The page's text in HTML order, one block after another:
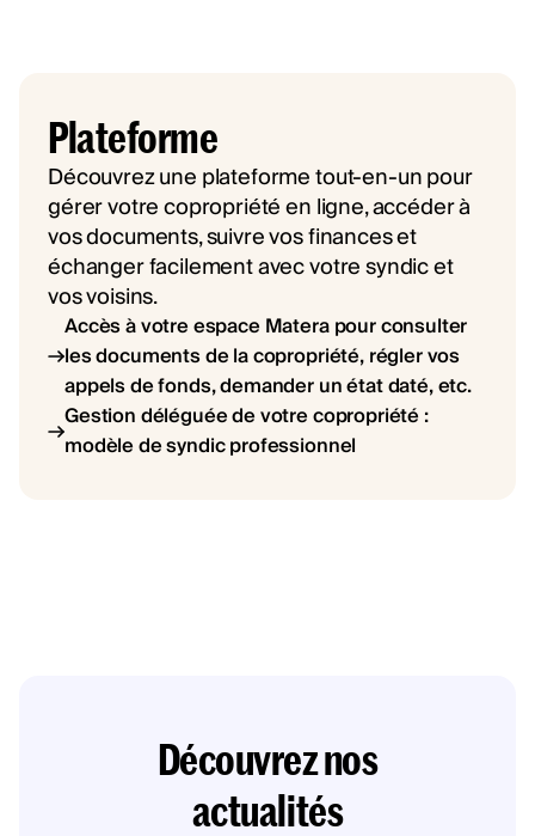
Plateforme
Découvrez une plateforme tout-en-un pour
gérer votre copropriété en ligne, accéder à
vos documents, suivre vos finances et
échanger facilement avec votre syndic et
vos voisins.
Accès à votre espace Matera pour consulter
les documents de la copropriété, régler vos
appels de fonds, demander un état daté, etc.
Gestion déléguée de votre copropriété :
modèle de syndic professionnel
Découvrez nos
actualités